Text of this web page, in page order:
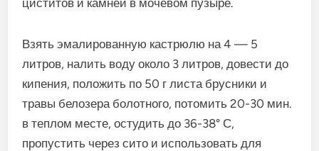
циститов и камней в мочевом пузыре.
Взять эмалированную кастрюлю на 4 — 5
литров, налить воду около 3 литров, довести до
кипения, положить по 50 г листа брусники и
травы белозера болот­ного, потомить 20-30 мин.
в теплом месте, остудить до 36-38° С,
пропустить через сито и использовать для